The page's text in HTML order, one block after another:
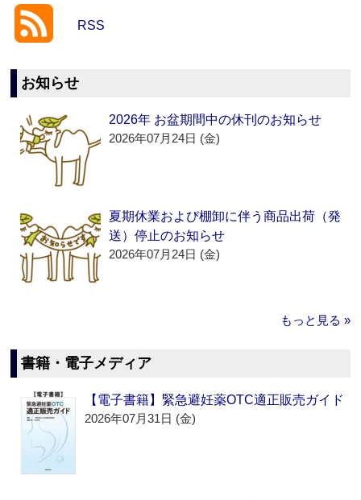
RSS
お知らせ
2026年 お盆期間中の休刊のお知らせ
2026年07月24日 (金)
夏期休業および棚卸に伴う商品出荷（発
送）停止のお知らせ
2026年07月24日 (金)
もっと見る »
書籍・電子メディア
【電子書籍】緊急避妊薬OTC適正販売ガイド
2026年07月31日 (金)